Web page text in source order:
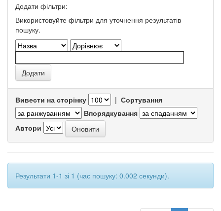
Додати фільтри:
Використовуйте фільтри для уточнення результатів
пошуку.
Вивести на сторінку | Сортування
Впорядкування
Автори
Результати 1-1 зі 1 (час пошуку: 0.002 секунди).